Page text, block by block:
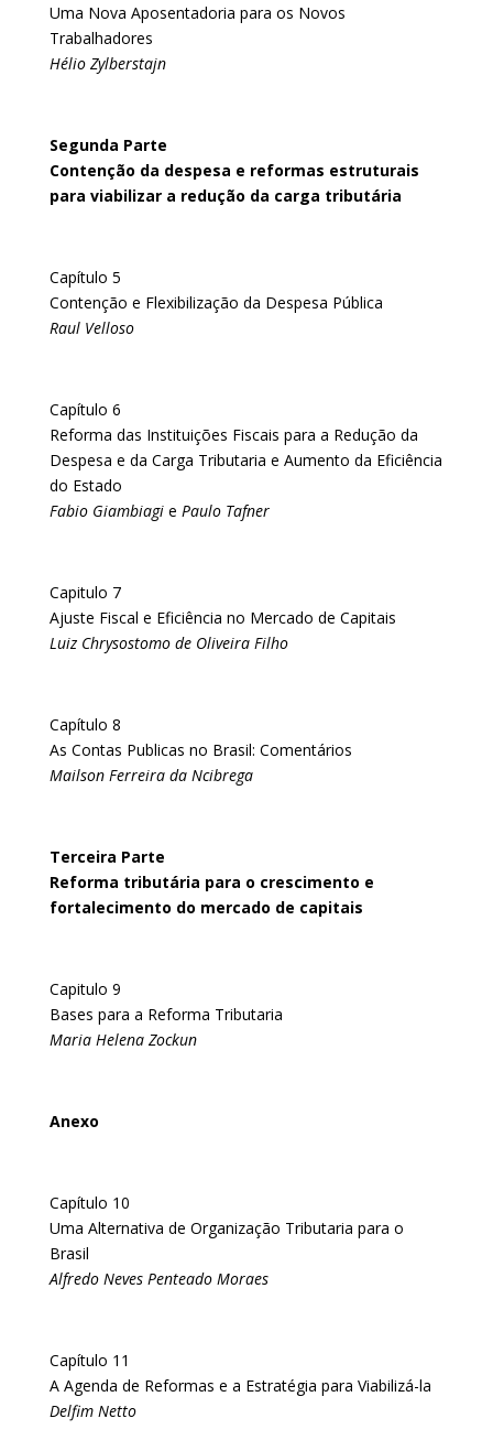
Uma Nova Aposentadoria para os Novos
Trabalhadores
Hélio Zylberstajn
Segunda Parte
Contenção da despesa e reformas estruturais
para viabilizar a redução da carga tributária
Capítulo 5
Contenção e Flexibilização da Despesa Pública
Raul Velloso
Capítulo 6
Reforma das Instituições Fiscais para a Redução da
Despesa e da Carga Tributaria e Aumento da Eficiência
do Estado
Fabio Giambiagie Paulo Tafner
Capitulo 7
Ajuste Fiscal e Eficiência no Mercado de Capitais
Luiz Chrysostomo de Oliveira Filho
Capítulo 8
As Contas Publicas no Brasil: Comentários
Mailson Ferreira da Ncibrega
Terceira Parte
Reforma tributária para o crescimento e
fortalecimento do mercado de capitais
Capitulo 9
Bases para a Reforma Tributaria
Maria Helena Zockun
Anexo
Capítulo 10
Uma Alternativa de Organização Tributaria para o
Brasil
Alfredo Neves Penteado Moraes
Capítulo 11
A Agenda de Reformas e a Estratégia para Viabilizá-la
Delfim Netto